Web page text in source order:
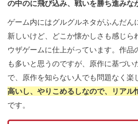
の中のに飛び込み、戦いを勝ち進みな
ゲーム内にはグルグルネタがふんだん
新しいけど、どこか懐かしさも感じら
ウザゲームに仕上がっています。作品
も多いと思うのですが、原作に基づい
で、原作を知らない人でも問題なく楽
高いし、やりこめるしなので、リアル
です。